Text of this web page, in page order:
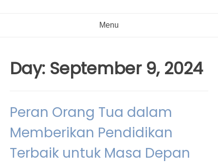
Menu
Day: September 9, 2024
Peran Orang Tua dalam
Memberikan Pendidikan
Terbaik untuk Masa Depan